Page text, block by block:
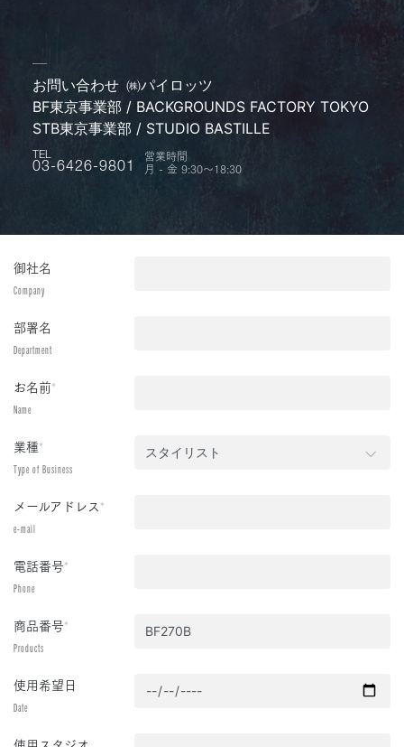
お問い合わせ ㈱パイロッツ
BF東京事業部 / BACKGROUNDS FACTORY TOKYO
STB東京事業部 / STUDIO BASTILLE
TEL
03-6426-9801
営業時間
月 - 金 9:30〜18:30
御社名
Company
部署名
Department
お名前*
Name
業種*
Type of Business
メールアドレス*
e-mail
電話番号*
Phone
商品番号*
Products
使用希望日
Date